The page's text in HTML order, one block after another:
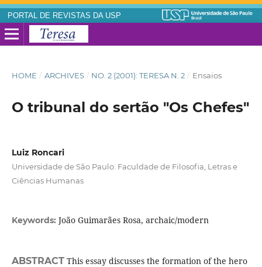
PORTAL DE REVISTAS DA USP
HOME / ARCHIVES / NO. 2 (2001): TERESA N. 2 / Ensaios
O tribunal do sertão "Os Chefes"
Luiz Roncari
Universidade de São Paulo. Faculdade de Filosofia, Letras e
Ciências Humanas
Keywords: João Guimarães Rosa, archaic/modern
ABSTRACTThis essay discusses the formation of the hero